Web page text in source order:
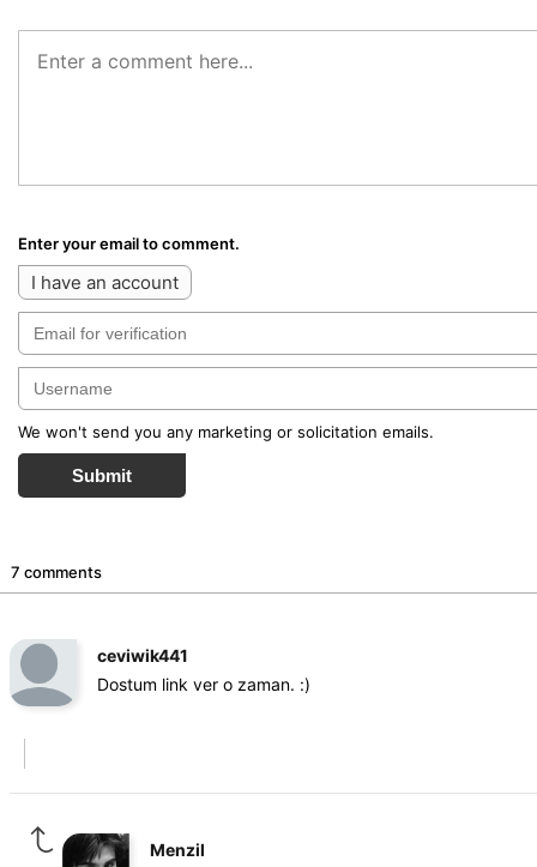
Enter your email to comment.
I have an account
We won't send you any marketing or solicitation emails.
Submit
7 comments
ceviwik441
Dostum link ver o zaman. :)
Menzil